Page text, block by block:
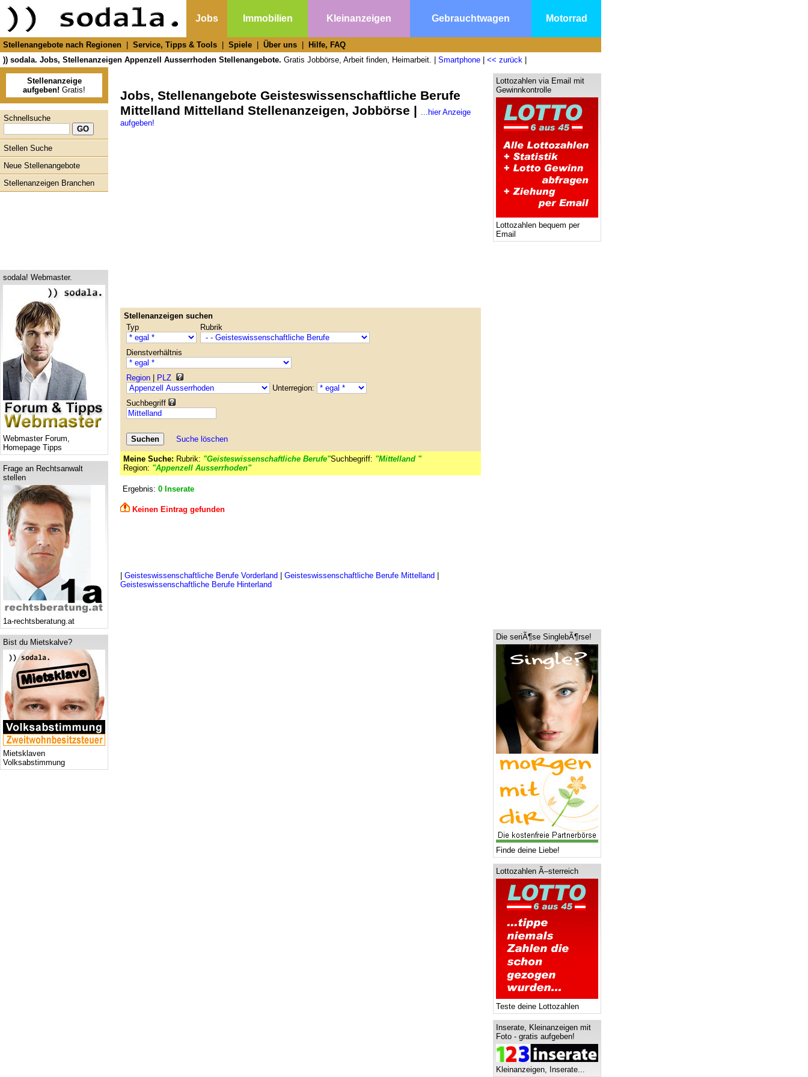
Jobs Immobilien Kleinanzeigen Gebrauchtwagen Motorrad
Stellenangebote nach Regionen Service, Tipps & Tools Spiele Über uns
Hilfe, FAQ
)) sodala. Jobs, Stellenanzeigen Appenzell Ausserrhoden Stellenangebote. Gratis Jobbörse, Arbeit finden, Heimarbeit. | Smartphone << zurück
Stellenanzeige
aufgeben! Gratis!
Schnellsuche
Stellen Suche
Neue Stellenangebote
Stellenanzeigen Branchen
sodala! Webmaster.
Webmaster Forum,
Homepage Tipps
Frage an Rechtsanwalt
stellen
1a-rechtsberatung.at
Bist du Mietskalve?
Mietsklaven
Volksabstimmung
Jobs, Stellenangebote Geisteswissenschaftliche Berufe
Mittelland Mittelland Stellenanzeigen, Jobbörse | ...hier Anzeige
aufgeben!
Stellenanzeigen suchen
Typ
Rubrik
Dienstverhältnis
Region
PLZ
Unterregion:
Suchbegriff
Suche löschen
Meine Suche: Rubrik: "Geisteswissenschaftliche Berufe"Suchbegriff: "Mittelland "
Region: "Appenzell Ausserrhoden"
Ergebnis: 0 Inserate
Keinen Eintrag gefunden
Geisteswissenschaftliche Berufe Vorderland Geisteswissenschaftliche Berufe Mittelland
Geisteswissenschaftliche Berufe Hinterland
Lottozahlen via Email mit
Gewinnkontrolle
Lottozahlen bequem per
Email
Die seriÃ¶se SinglebÃ¶rse!
Finde deine Liebe!
Lottozahlen Ã–sterreich
Teste deine Lottozahlen
Inserate, Kleinanzeigen mit
Foto - gratis aufgeben!
Kleinanzeigen, Inserate...